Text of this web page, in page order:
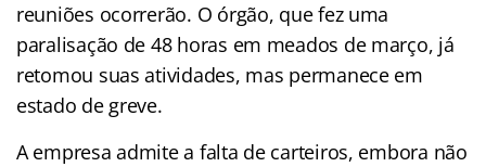
reuniões ocorrerão. O órgão, que fez uma
paralisação de 48 horas em meados de março, já
retomou suas atividades, mas permanece em
estado de greve.
A empresa admite a falta de carteiros, embora não